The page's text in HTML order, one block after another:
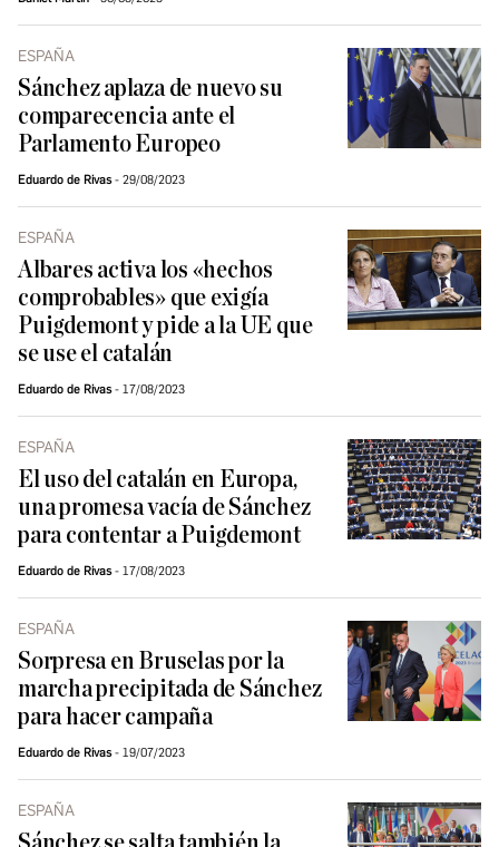
ESPAÑA
Sánchez aplaza de nuevo su
comparecencia ante el
Parlamento Europeo
Eduardo de Rivas 29/08/2023
ESPAÑA
Albares activa los «hechos
comprobables» que exigía
Puigdemont y pide a la UE que
se use el catalán
Eduardo de Rivas 17/08/2023
ESPAÑA
El uso del catalán en Europa,
una promesa vacía de Sánchez
para contentar a Puigdemont
Eduardo de Rivas 17/08/2023
ESPAÑA
Sorpresa en Bruselas por la
marcha precipitada de Sánchez
para hacer campaña
Eduardo de Rivas 19/07/2023
ESPAÑA